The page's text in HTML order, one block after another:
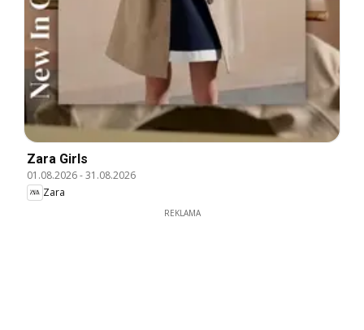
Zara Girls
01.08.2026-31.08.2026
Zara
REKLAMA